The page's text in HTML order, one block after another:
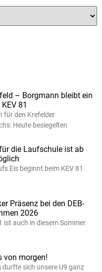
– Borgmann bleibt ein
81
für den Krefelder
Heute besiegelten
die Laufschule ist ab
Eis beginnt beim KEV 81
Präsenz bei den DEB-
2026
ist auch in diesem Sommer
von morgen!
durfte sich unsere U9 ganz